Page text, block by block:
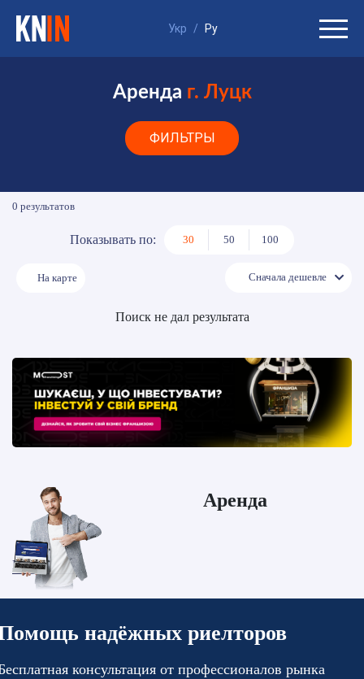
Укр / Ру
Аренда г. Луцк
ФИЛЬТРЫ
0 результатов
Показывать по: 30 50 100
На карте Сначала дешевле
Поиск не дал результата
Аренда
Развернуть
надёжных риелторов
консультация от профессионалов рынка